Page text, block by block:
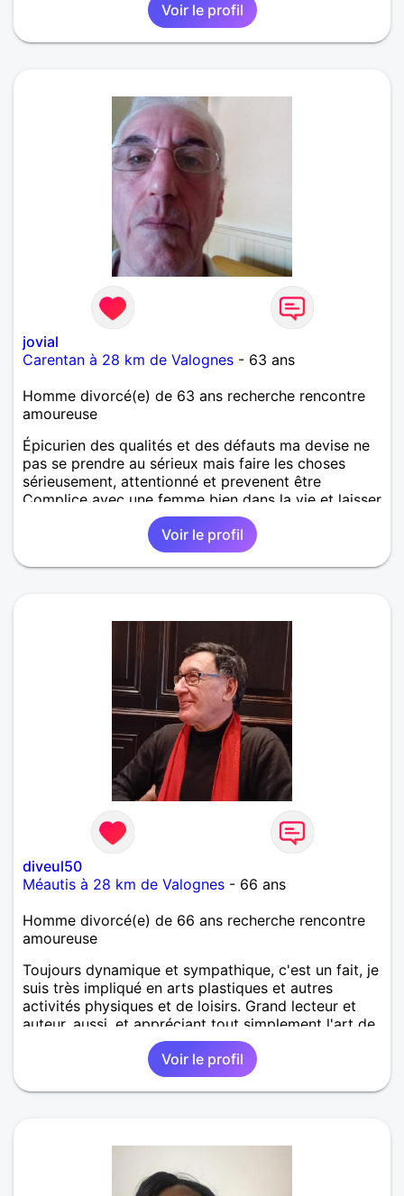
Voir le profil
jovial
Carentan à 28 km de Valognes - 63 ans
Homme divorcé(e) de 63 ans recherche rencontre
amoureuse
Épicurien des qualités et des défauts ma devise ne
pas se prendre au sérieux mais faire les choses
sérieusement, attentionné et prevenent être
Complice avec une femme bien dans la vie et laisser
demain nous surprendre
Voir le profil
diveul50
Méautis à 28 km de Valognes - 66 ans
Homme divorcé(e) de 66 ans recherche rencontre
amoureuse
Toujours dynamique et sympathique, c'est un fait, je
suis très impliqué en arts plastiques et autres
activités physiques et de loisirs. Grand lecteur et
auteur, aussi, et appréciant tout simplement l'art de
vivre et de partager
Voir le profil